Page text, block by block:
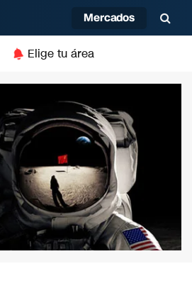
Mercados
Elige tu área